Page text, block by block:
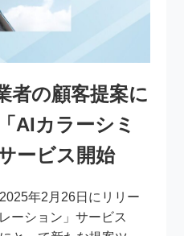
者の顧客提案に
AIカラーシミ
ービス開始
年2月26日にリリー
ーション」サービス